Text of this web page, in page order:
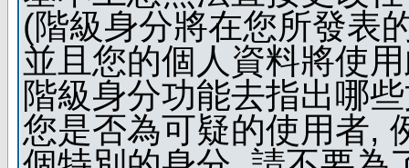
(階級身分將在您所發表
並且您的個人資料將使
階級身分功能去指出哪
您是否為可疑的使用者,